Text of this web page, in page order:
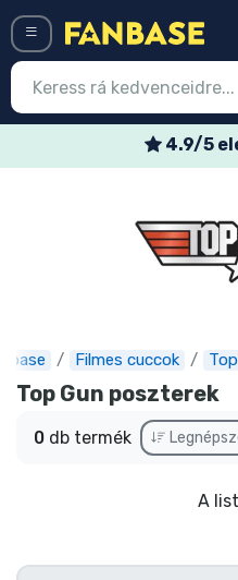
4.9/5
Filmes cuccok
Top Gun poszterek
0 db termék
A
Legújabb cuccok
Express szállítás
Előrendelhető
Outlet cuccok